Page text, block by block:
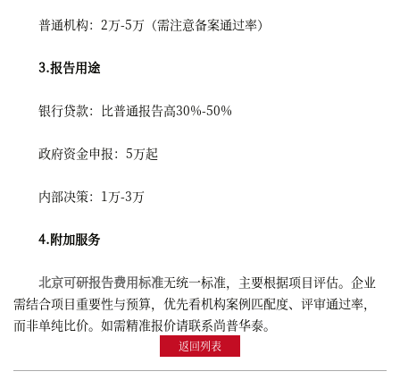
普通机构：2万-5万（需注意备案通过率）
3.报告用途
银行贷款：比普通报告高30%-50%
政府资金申报：5万起
内部决策：1万-3万
4.附加服务
北京可研报告费用标准无统一标准，主要根据项目评估。企业
需结合项目重要性与预算，优先看机构案例匹配度、评审通过率，
而非单纯比价。如需精准报价请联系尚普华泰。
返回列表